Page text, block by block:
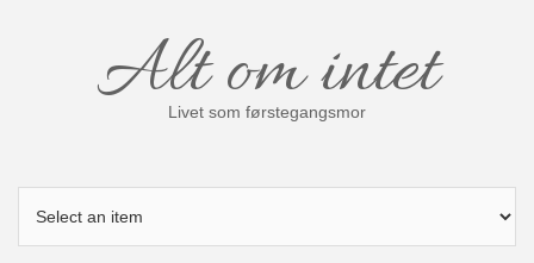
Alt om intet
Livet som førstegangsmor